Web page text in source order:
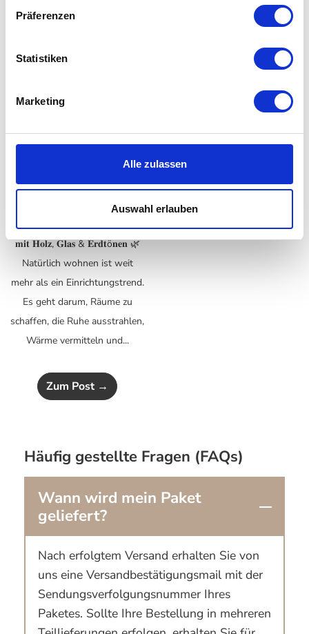
Präferenzen
Statistiken
Marketing
Alle zulassen
Auswahl erlauben
Abenden und vielen
draußen zu verlegen. Jetzt ist
Terrasse oder Balkon in einen
beginnen draußen. Doch
weit mehr als ein paar
Es geht darum, Außenbereiche
🌿 𝐍𝐞𝐮 𝐢𝐦 𝐌𝐚𝐠𝐚𝐳𝐢𝐧: 𝐍𝐚𝐭ü𝐫𝐥𝐢𝐜𝐡
𝐰𝐨𝐡𝐧𝐞𝐧 – 𝐰𝐢𝐫𝐤𝐥𝐢𝐜𝐡 𝐜𝐨𝐨𝐥𝐞 𝐈𝐝𝐞𝐞𝐧
𝐦𝐢𝐭 𝐇𝐨𝐥𝐳, 𝐆𝐥𝐚𝐬 & 𝐄𝐫𝐝𝐭ö𝐧𝐞𝐧 🌿
Natürlich wohnen ist weit
mehr als ein Einrichtungstrend.
Es geht darum, Räume zu
schaffen, die Ruhe ausstrahlen,
Wärme vermitteln und...
Zum Post →
Häufig gestellte Fragen (FAQs)
Wann wird mein Paket
geliefert?
Nach erfolgtem Versand erhalten Sie von
uns eine Versandbestätigungsmail mit der
Sendungsverfolgungsnummer Ihres
Paketes. Sollte Ihre Bestellung in mehreren